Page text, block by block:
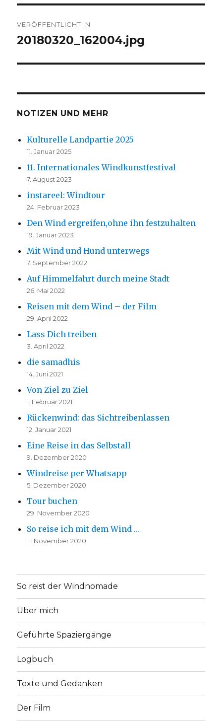
Navigation
VERÖFFENTLICHT IN
20180320_162004.jpg
NOTIZEN UND MEHR
Kulturelle Landpartie 2025
11. Januar 2025
11. Internationales Windkunstfestival
7. August 2023
instareel: Windtour
24. Februar 2023
Den Wind ergreifen,ohne ihn festzuhalten
19. Januar 2023
Mit Wind und Hund unterwegs
7. September 2022
Auf Himmelfahrt durch meine Stadt
26. Mai 2022
Reisen mit dem Wind – der Film
29. April 2022
Lass Dich treiben
3. April 2022
die samadhis
14. Juni 2021
Von Ziel zu Ziel
1. Februar 2021
Rückenwind: das Sichtreibenlassen
12. Januar 2021
Eine Reise in das Selbstall
9. Dezember 2020
Windreise per Whatsapp
5. Dezember 2020
Tour buchen
29. November 2020
So reise ich mit dem Wind …
11. November 2020
So reist der Windnomade
Über mich
Geführte Spaziergänge
Logbuch
Texte und Gedanken
Der Film